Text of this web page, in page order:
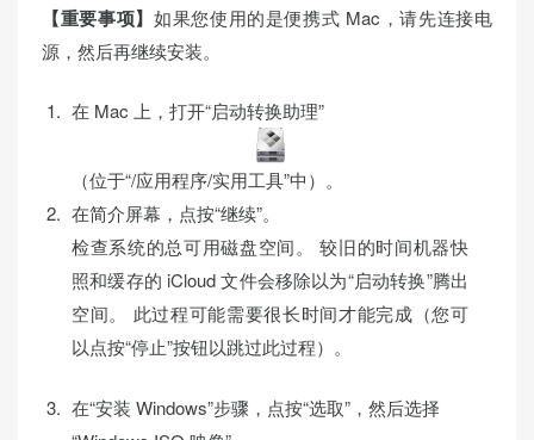
【重要事项】 如果您使用的是便携式 Mac，请先连接电
源，然后再继续安装。
在 Mac 上，打开“启动转换助理”
（位于“/应用程序/实用工具”中）。
在简介屏幕，点按“继续”。
检查系统的总可用磁盘空间。 较旧的时间机器快
照和缓存的 iCloud 文件会移除以为“启动转换”腾出
空间。 此过程可能需要很长时间才能完成（您可
以点按“停止”按钮以跳过此过程）。
在“安装 Windows”步骤，点按“选取”，然后选择